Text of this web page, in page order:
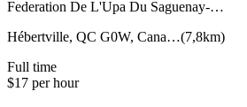
Federation De L'Upa Du Saguenay-…
Hébertville, QC G0W, Cana…(7,8km)
Full time
$17 per hour